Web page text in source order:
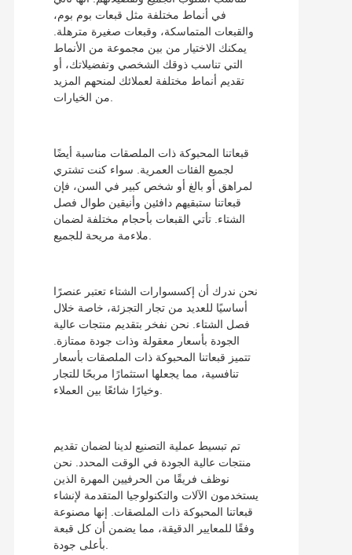
في أنماط مختلفة مثل قبعات بوم بوم،
والقبعات المتماسكة، وقبعات صغيرة مترهلة.
يمكنك الاختيار من بين مجموعة من الأنماط
التي تناسب ذوقك الشخصي وتفضيلاتك، أو
تقديم أنماط مختلفة لعملائك لمنحهم المزيد
من الخيارات.
قبعاتنا المحبوكة ذات الملصقات مناسبة أيضًا
لجميع الفئات العمرية. سواء كنت تشتري
لمراهق أو بالغ أو شخص كبير في السن، فإن
قبعاتنا ستبقيهم دافئين وأنيقين طوال فصل
الشتاء. تأتي القبعات بأحجام مختلفة لضمان
نحن ندرك أن إكسسوارات الشتاء تعتبر عنصرًا
أساسيًا للعديد من تجار التجزئة، خاصة خلال
فصل الشتاء. نحن نفخر بتقديم منتجات عالية
الجودة بأسعار معقولة وذات جودة ممتازة.
تتميز قبعاتنا المحبوكة ذات الملصقات بأسعار
تنافسية، مما يجعلها استثمارًا مربحًا للتجار
تم تبسيط عملية التصنيع لدينا لضمان تقديم
منتجات عالية الجودة في الوقت المحدد. نحن
نوظف فريقًا من الحرفيين المهرة الذين
يستخدمون الآلات والتكنولوجيا المتقدمة لإنشاء
قبعاتنا المحبوكة ذات الملصقات. إنها مصنوعة
وفقًا للمعايير الدقيقة، مما يضمن أن كل قبعة